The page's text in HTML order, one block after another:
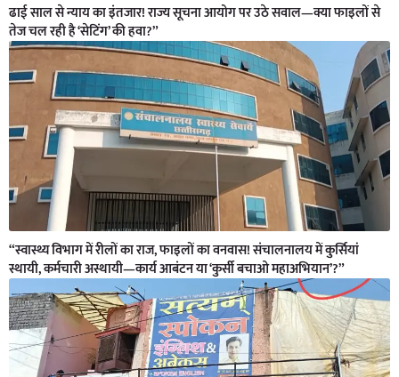
ढाई साल से न्याय का इंतजार! राज्य सूचना आयोग पर उठे सवाल—क्या फाइलों से
तेज चल रही है ‘सेटिंग’ की हवा?”
“स्वास्थ्य विभाग में रीलों का राज, फाइलों का वनवास! संचालनालय में कुर्सियां
स्थायी, कर्मचारी अस्थायी—कार्य आबंटन या ‘कुर्सी बचाओ महाअभियान’?”